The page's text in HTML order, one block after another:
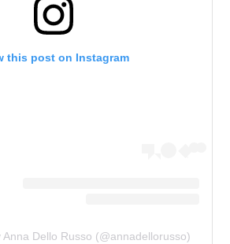
this post on Instagram
Anna Dello Russo (@annadellorusso)